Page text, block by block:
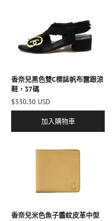
香奈兒黑色雙C標誌帆布露跟涼
鞋，37碼
$330.30 USD
加入購物車
香奈兒米色魚子醬紋皮革中型